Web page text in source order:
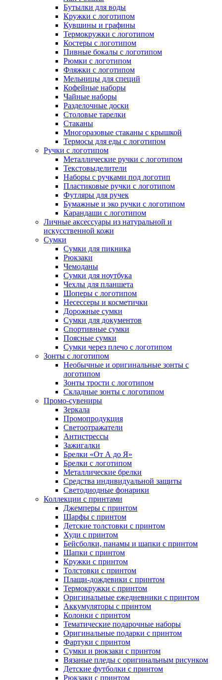
Бутылки для воды
Кружки с логотипом
Кувшины и графины
Термокружки с логотипом
Костеры с логотипом
Пивные бокалы с логотипом
Рюмки с логотипом
Фляжки с логотипом
Мельницы для специй
Кофейные наборы
Чайные наборы
Разделочные доски
Столовые тарелки
Стаканы
Многоразовые стаканы с крышкой
Термосы для еды с логотипом
Ручки с логотипом
Металлические ручки с логотипом
Текстовыделители
Наборы с ручками под логотип
Пластиковые ручки с логотипом
Футляры для ручек
Бумажные и эко ручки с логотипом
Карандаши с логотипом
Личные аксессуары из натуральной и
искусственной кожи
Сумки
Сумки для пикника
Рюкзаки
Чемоданы
Сумки для ноутбука
Чехлы для планшета
Шоперы с логотипом
Несессеры и косметички
Дорожные сумки
Сумки для документов
Спортивные сумки
Поясные сумки
Сумки через плечо с логотипом
Зонты с логотипом
Необычные и оригинальные зонты с
логотипом
Зонты трости с логотипом
Складные зонты с логотипом
Промо-сувениры
Зеркала
Промопродукция
Светоотражатели
Антистрессы
Зажигалки
Брелки «От А до Я»
Брелки с логотипом
Металлические брелки
Средства индивидуальной защиты
Светодиодные фонарики
Коллекции с принтами
Джемперы с принтом
Шарфы с принтом
Детские толстовки с принтом
Худи с принтом
Бейсболки, панамы и шапки с принтом
Шапки с принтом
Кружки с принтом
Толстовки с принтом
Плащи-дождевики с принтом
Термокружки с принтом
Оригинальные ежедневники с принтом
Аккумуляторы с принтом
Колонки с принтом
Тематические подарочные наборы
Оригинальные подарки с принтом
Фартуки с принтом
Сумки и рюкзаки с принтом
Вязаные пледы с оригинальным рисунком
Детские футболки с принтом
Рюкзаки с принтом